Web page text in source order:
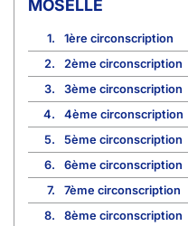
MOSELLE
1.
1ère circonscription
2.
2ème circonscription
3.
3ème circonscription
4.
4ème circonscription
5.
5ème circonscription
6.
6ème circonscription
7.
7ème circonscription
8.
8ème circonscription